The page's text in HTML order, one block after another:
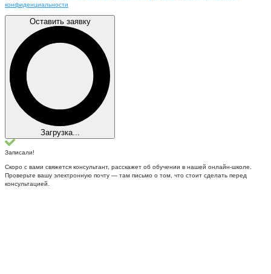
конфиденциальности
Оставить заявку
Загрузка...
Записали!
Скоро с вами свяжется консультант, расскажет об обучении в нашей онлайн-школе.
Проверьте вашу электронную почту — там письмо о том, что стоит сделать перед
консультацией.